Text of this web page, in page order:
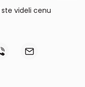
videli cenu